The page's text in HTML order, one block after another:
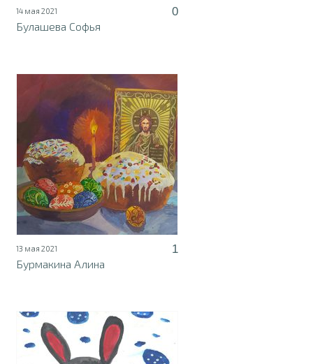
14 мая 2021
0
Булашева Софья
13 мая 2021
1
Бурмакина Алина